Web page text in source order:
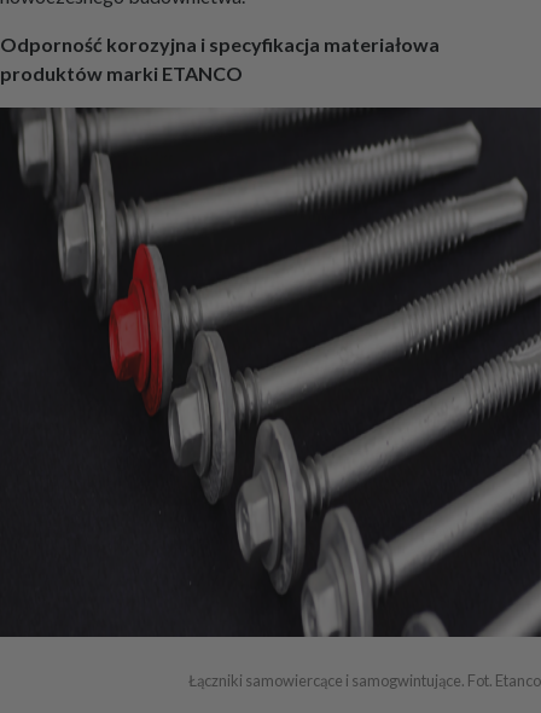
Odporność korozyjna i specyfikacja materiałowa
produktów marki ETANCO
Łączniki samowiercące i samogwintujące. Fot. Etanco